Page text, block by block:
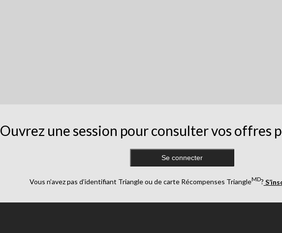
Ouvrez une session pour consulter vos offres
Se connecter
Vous n’avez pas d’identifiant Triangle ou de carte Récompenses TriangleMD?